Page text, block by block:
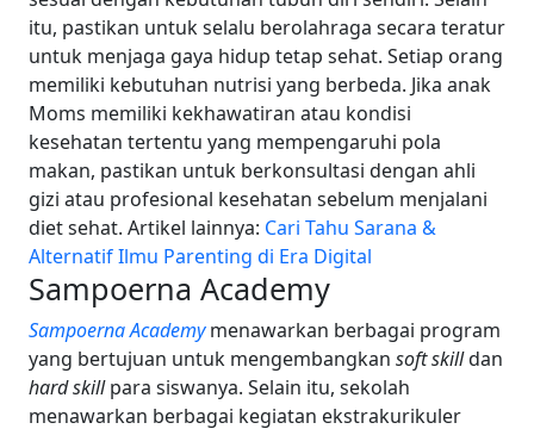
itu, pastikan untuk selalu berolahraga secara teratur
untuk menjaga gaya hidup tetap sehat. Setiap orang
memiliki kebutuhan nutrisi yang berbeda. Jika anak
Moms memiliki kekhawatiran atau kondisi
kesehatan tertentu yang mempengaruhi pola
makan, pastikan untuk berkonsultasi dengan ahli
gizi atau profesional kesehatan sebelum menjalani
diet sehat. Artikel lainnya: Cari Tahu Sarana &
Alternatif Ilmu Parenting di Era Digital
Sampoerna Academy
Sampoerna Academymenawarkan berbagai program
yang bertujuan untuk mengembangkan soft skilldan
hard skillpara siswanya. Selain itu, sekolah
menawarkan berbagai kegiatan ekstrakurikuler